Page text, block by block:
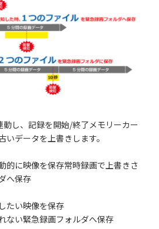
動し、記録を開始/終了メモリーカー
いデータを上書きします。
的に映像を保存常時録画で上書きさ
へ保存
たい映像を保存
ない緊急録画フォルダへ保存